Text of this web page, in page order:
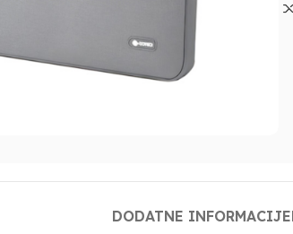
DODATNE INFORMACIJE